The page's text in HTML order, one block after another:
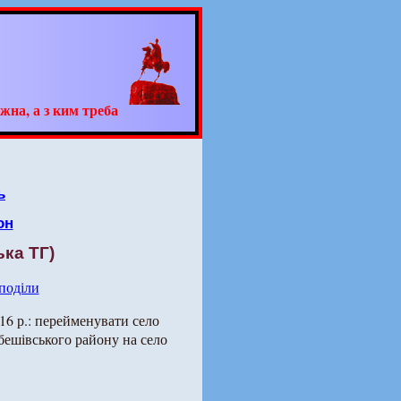
а з ким треба
ТГ)
р.: перейменувати село
району на село